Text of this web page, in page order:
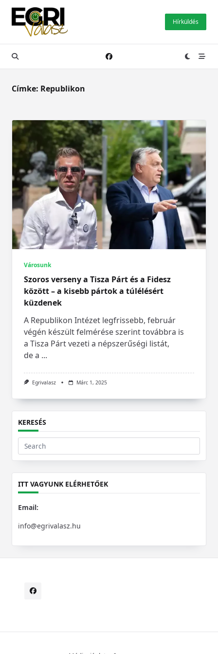
Skip
content
Hírküldés
Címke: Republikon
Városunk
Szoros verseny a Tisza Párt és a Fidesz
között – a kisebb pártok a túlélésért
küzdenek
A Republikon Intézet legfrissebb, február
végén készült felmérése szerint továbbra is
a Tisza Párt vezeti a népszerűségi listát,
de a ...
Egrivalasz Márc 1, 2025
KERESÉS
Search
for:
ITT VAGYUNK ELÉRHETŐEK
Email:
info@egrivalasz.hu